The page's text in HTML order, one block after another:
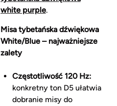
white purple.
Misa tybetańska dźwiękowa
White/Blue – najważniejsze
zalety
Częstotliwość 120 Hz:
konkretny ton D5 ułatwia
dobranie misy do